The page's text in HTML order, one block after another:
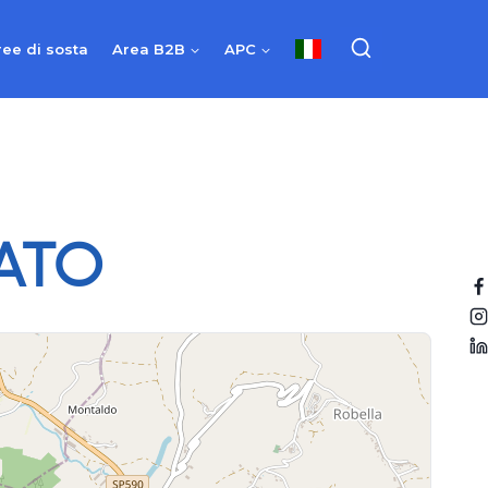
di sosta Area B2B APC